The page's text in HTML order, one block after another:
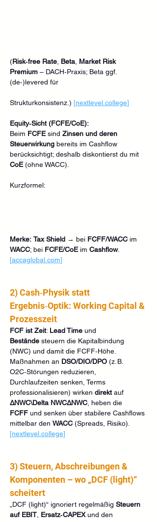
(Risk‑free Rate Beta Market Risk
Premium – DACH‑Praxis; Beta ggf.
(de‑)levered für
Strukturkonsistenz.) [nextlevel.college]
Equity‑Sicht (FCFE/CoE):
Beim FCFE sind Zinsen und deren
Steuerwirkung bereits im Cashflow
berücksichtigt; deshalb diskontierst du mit
CoE (ohne WACC).
Kurzformel:
Merke: Tax Shield → bei FCFF/WACC im
WACC; bei FCFE/CoE im Cashflow.
[accaglobal.com]
2) Cash‑Physik statt
Ergebnis‑Optik: Working Capital &
Prozesszeit
FCF ist Zeit: Lead Time und
Bestände steuern die Kapitalbindung
(NWC) und damit die FCFF‑Höhe.
Maßnahmen an DSO/DIO/DPO (z. B.
O2C‑Störungen reduzieren,
Durchlaufzeiten senken, Terms
professionalisieren) wirken direkt auf
ΔNWC\Delta NWCΔNWC , heben die
FCFF und senken über stabilere Cashflows
mittelbar den WACC (Spreads, Risiko).
[nextlevel.college]
3) Steuern, Abschreibungen &
Komponenten – wo „DCF (light)“
scheitert
„DCF (light)“ ignoriert regelmäßig Steuern
auf EBIT Ersatz‑CAPEX und den